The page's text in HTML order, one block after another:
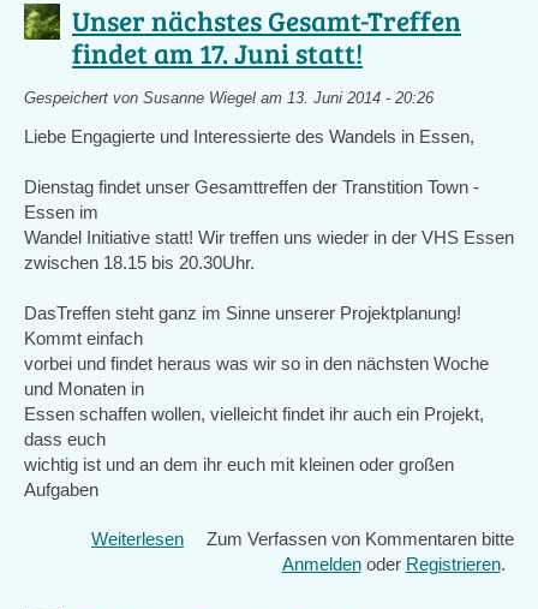
September
bis
3.
Oktober
Treffen
findet
Dienstag
15.Juli
18
in
der
statt!
Unser nächstes Gesamt-Treffen
findet am 17. Juni statt!
Gespeichert von Susanne Wiegel am 13. Juni 2014 - 20:26
Liebe Engagierte und Interessierte des Wandels in Essen,
Dienstag findet unser Gesamttreffen der Transtition Town -
Essen im
Wandel Initiative statt! Wir treffen uns wieder in der VHS Essen
zwischen 18.15 bis 20.30Uhr.
DasTreffen steht ganz im Sinne unserer Projektplanung!
Kommt einfach
vorbei und findet heraus was wir so in den nächsten Woche
und Monaten in
Essen schaffen wollen, vielleicht findet ihr auch ein Projekt,
dass euch
wichtig ist und an dem ihr euch mit kleinen oder großen
Aufgaben
Weiterlesen überZum Verfassen von Kommentaren bitte
Anmeldenoder Registrieren.